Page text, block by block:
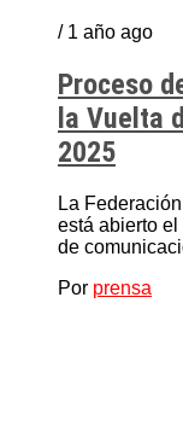
/ 1 año ago
Proceso
la Vuelta
2025
La
está abierto
de
Por prensa